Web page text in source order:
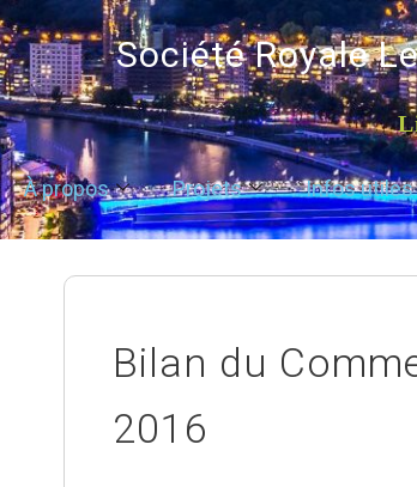
Société Royale
À propos Projets Infos utiles
Bilan du
2016